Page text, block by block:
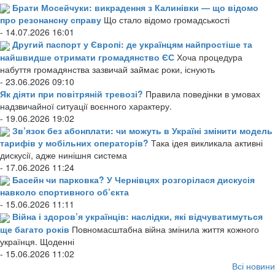
Брати Мосейчуки: викрадення з Калинівки — що відомо
про резонансну справу Що стало відомо громадськості
- 14.07.2026 16:01
Другий паспорт у Європі: де українцям найпростіше та
найшвидше отримати громадянство ЄС Хоча процедура
набуття громадянства зазвичай займає роки, існують
- 23.06.2026 09:10
Як діяти при повітряній тревозі? Правила поведінки в умовах
надзвичайної ситуації воєнного характеру.
- 19.06.2026 19:02
Зв’язок без абонплати: чи можуть в Україні змінити модель
тарифів у мобільних операторів? Така ідея викликала активні
дискусії, адже нинішня система
- 17.06.2026 11:24
Басейн чи парковка? У Чернівцях розгорілася дискусія
навколо спортивного об’єкта
- 15.06.2026 11:11
Війна і здоров’я українців: наслідки, які відчуватимуться
ще багато років Повномасштабна війна змінила життя кожного
українця. Щоденні
- 15.06.2026 11:02
Всі новини